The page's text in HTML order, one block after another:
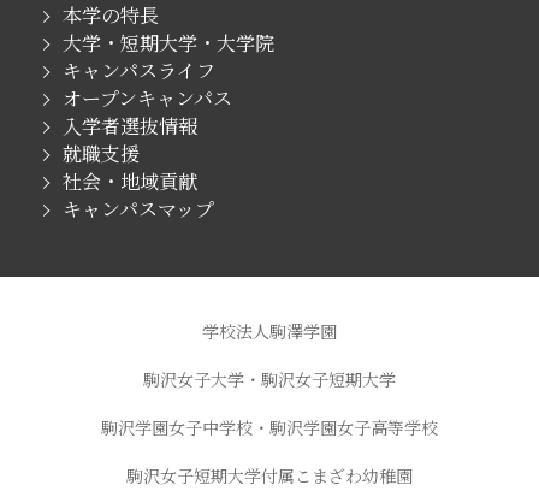
本学の特長
大学・短期大学・大学院
キャンパスライフ
オープンキャンパス
入学者選抜情報
就職支援
社会・地域貢献
キャンパスマップ
学校法人駒澤学園
駒沢女子大学・駒沢女子短期大学
駒沢学園女子中学校・駒沢学園女子高等学校
駒沢女子短期大学付属こまざわ幼稚園